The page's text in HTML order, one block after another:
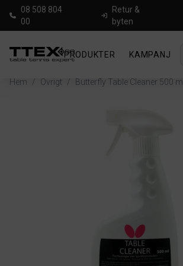
08 508 804
00
Retur &
byten
PRODUKTER KAMPANJ
Hem / Övrigt / Butterfly Table Cleaner 500 ml